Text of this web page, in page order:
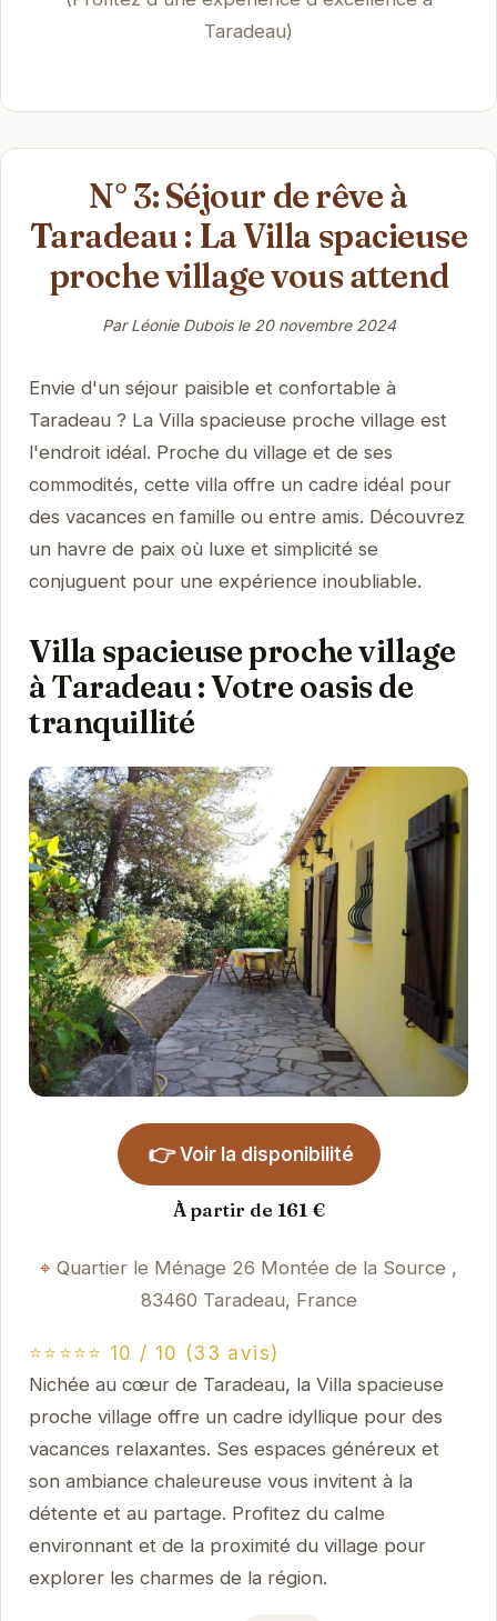
Taradeau)
N° 3: Séjour de rêve à
Taradeau : La Villa spacieuse
proche village vous attend
Par Léonie Dubois le 20 novembre 2024
Envie d'un séjour paisible et confortable à
Taradeau ? La Villa spacieuse proche village est
l'endroit idéal. Proche du village et de ses
commodités, cette villa offre un cadre idéal pour
des vacances en famille ou entre amis. Découvrez
un havre de paix où luxe et simplicité se
conjuguent pour une expérience inoubliable.
Villa spacieuse proche village
à Taradeau : Votre oasis de
tranquillité
👉 Voir la disponibilité
À partir de 161 €
Quartier le Ménage 26 Montée de la Source ,
83460 Taradeau, France
⭐⭐⭐⭐⭐ 10 / 10 (33 avis)
Nichée au cœur de Taradeau, la Villa spacieuse
proche village offre un cadre idyllique pour des
vacances relaxantes. Ses espaces généreux et
son ambiance chaleureuse vous invitent à la
détente et au partage. Profitez du calme
environnant et de la proximité du village pour
explorer les charmes de la région.